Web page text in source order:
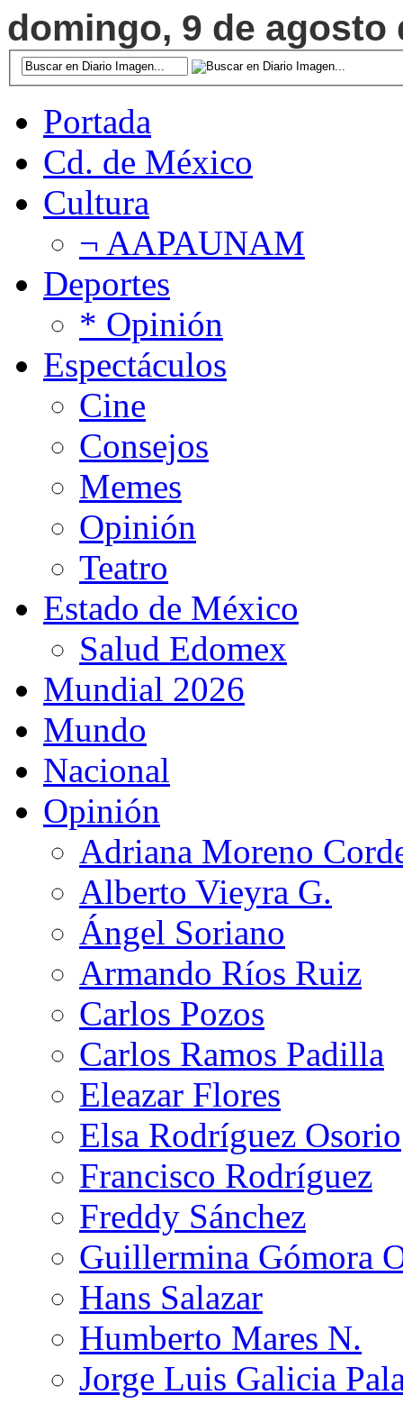
domingo, 9 de agosto
Portada
Cd. de México
Cultura
¬ AAPAUNAM
Deportes
* Opinión
Espectáculos
Cine
Consejos
Memes
Opinión
Teatro
Estado de México
Salud Edomex
Mundial 2026
Mundo
Nacional
Opinión
Adriana Moreno
Alberto Vieyra G.
Ángel Soriano
Armando Ríos Ruiz
Carlos Pozos
Carlos Ramos Padilla
Eleazar Flores
Elsa Rodríguez Osorio
Francisco Rodríguez
Freddy Sánchez
Guillermina Gómora
Hans Salazar
Humberto Mares N.
Jorge Luis Galicia